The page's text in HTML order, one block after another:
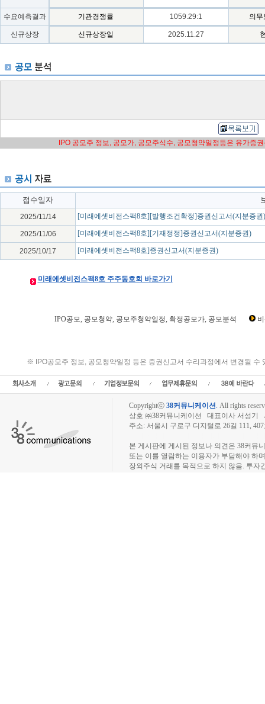
수요예측결과 기관경쟁률 1059.29:1 의
신규상장 신규상장일 2025.11.27
IPO 공모주 정보, 공모가, 공모주식수, 공모청약일정등은 유가증
접수일자
2025/11/14 [미래에셋비전스팩8호][발행조건확정]증권신고서(지분증권)
2025/11/06 [미래에셋비전스팩8호][기재정정]증권신고서(지분증권)
2025/10/17 [미래에셋비전스팩8호]증권신고서(지분증권)
미래에셋비전스팩8호 주주동호회 바로가기
IPO공모, 공모청약, 공모주청약일정, 확정공모가, 공모분석
※ IPO공모주 정보, 공모청약일정 등은 증권신고서 수리과정에서 변경될
Copyrightⓒ 38커뮤니케이션. All rights
상호 ㈜38커뮤니케이션 대표이사 서성기
주소: 서울시 구로구 디지털로 26길 111,
본 게시판에 게시된 정보나 의견은 38커뮤
또는 이를 열람하는 이용자가 부담해야 하
장외주식 거래를 목적으로 하지 않음. 투